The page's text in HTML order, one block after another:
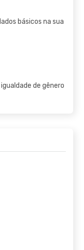
básicos na sua
de gênero